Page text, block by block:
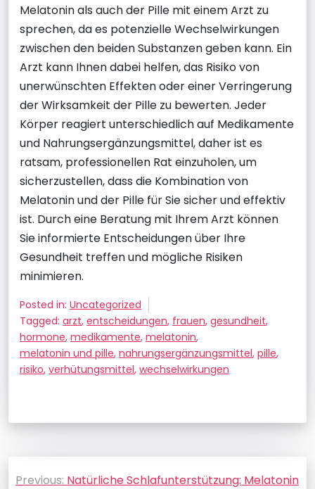
Melatonin als auch der Pille mit einem Arzt zu
sprechen, da es potenzielle Wechselwirkungen
zwischen den beiden Substanzen geben kann. Ein
Arzt kann Ihnen dabei helfen, das Risiko von
unerwünschten Effekten oder einer Verringerung
der Wirksamkeit der Pille zu bewerten. Jeder
Körper reagiert unterschiedlich auf Medikamente
und Nahrungsergänzungsmittel, daher ist es
ratsam, professionellen Rat einzuholen, um
sicherzustellen, dass die Kombination von
Melatonin und der Pille für Sie sicher und effektiv
ist. Durch eine Beratung mit Ihrem Arzt können
Sie informierte Entscheidungen über Ihre
Gesundheit treffen und mögliche Risiken
minimieren.
Posted in: Uncategorized
Tagged: arzt, entscheidungen, frauen, gesundheit,
hormone, medikamente, melatonin,
melatonin und pille, nahrungsergänzungsmittel, pille,
risiko, verhütungsmittel, wechselwirkungen
Beitragsnavigation
Previous: Natürliche Schlafunterstützung: Melatonin